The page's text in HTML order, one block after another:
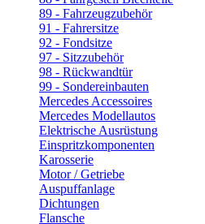
89 - Fahrzeugzubehör
91 - Fahrersitze
92 - Fondsitze
97 - Sitzzubehör
98 - Rückwandtür
99 - Sondereinbauten
Mercedes Accessoires
Mercedes Modellautos
Elektrische Ausrüstung
Einspritzkomponenten
Karosserie
Motor / Getriebe
Auspuffanlage
Dichtungen
Flansche